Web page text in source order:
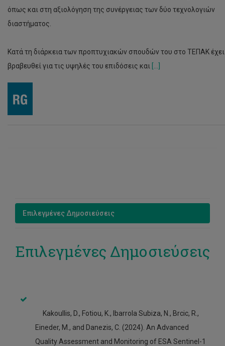
όπως και στη αξιολόγηση της συνέργειας των δύο τεχνολογιών
διαστήματος.
Κατά τη διάρκεια των προπτυχιακών σπουδών του στο ΤΕΠΑΚ έχει
βραβευθεί για τις υψηλές του επιδόσεις και
Επιλεγμένες Δημοσιεύσεις
Επιλεγμένες Δημοσιεύσεις
Kakoullis, D., Fotiou, K., Ibarrola Subiza, N., Brcic, R.,
Eineder, M., and Danezis, C. (2024). An Advanced
Quality Assessment and Monitoring of ESA Sentinel-1